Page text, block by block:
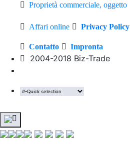
Proprietà commerciale, oggetto
Affari online Privacy Policy
Contatto Impronta
2004-2018 Biz-Trade